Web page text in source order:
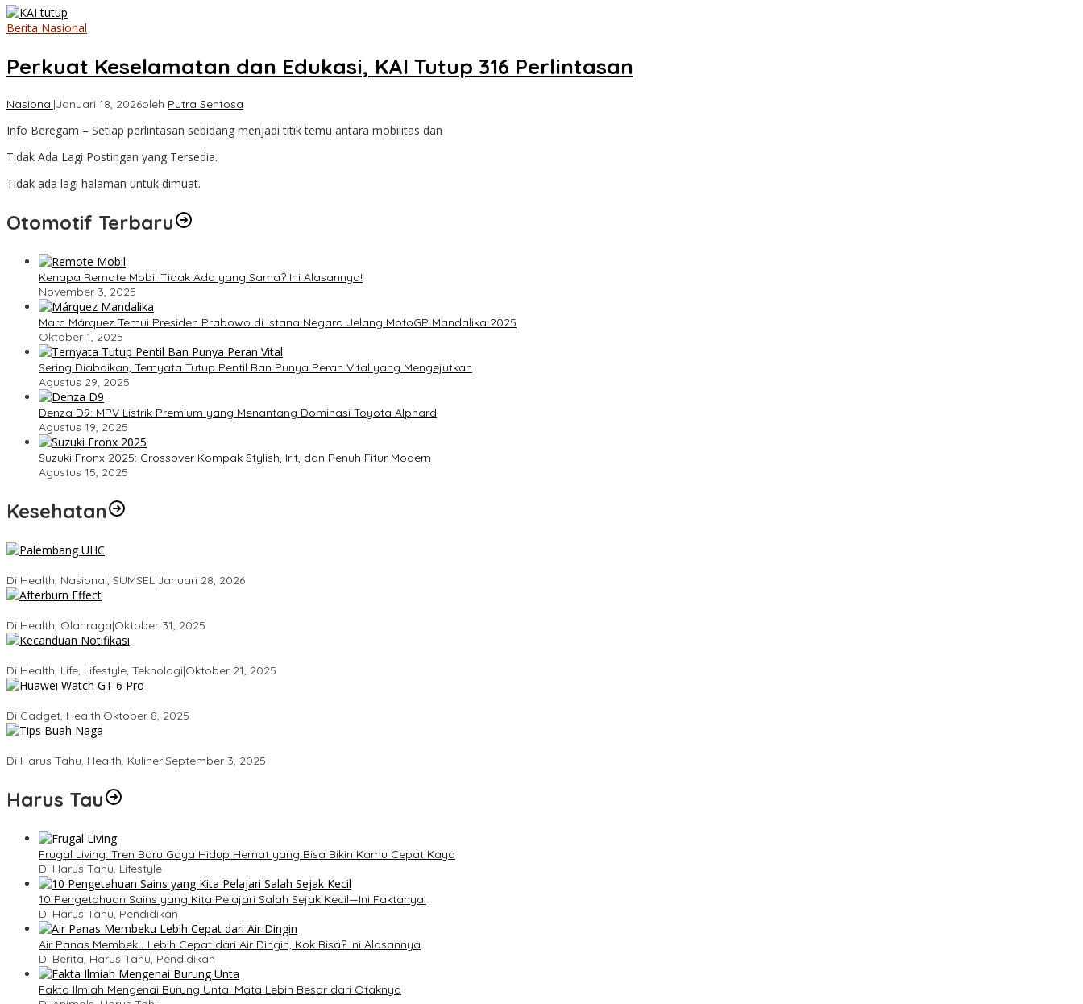
Berita Nasional
Perkuat Keselamatan dan Edukasi, KAI Tutup 316 Perlintasan
Nasional|Januari 18, 2026oleh Putra Sentosa
Info Beregam – Setiap perlintasan sebidang menjadi titik temu antara mobilitas dan
Tidak Ada Lagi Postingan yang Tersedia.
Tidak ada lagi halaman untuk dimuat.
Otomotif Terbaru
Kenapa Remote Mobil Tidak Ada yang Sama? Ini Alasannya!
November 3, 2025
Marc Márquez Temui Presiden Prabowo di Istana Negara Jelang MotoGP Mandalika 2025
Oktober 1, 2025
Sering Diabaikan, Ternyata Tutup Pentil Ban Punya Peran Vital yang Mengejutkan
Agustus 29, 2025
Denza D9: MPV Listrik Premium yang Menantang Dominasi Toyota Alphard
Agustus 19, 2025
Suzuki Fronx 2025: Crossover Kompak Stylish, Irit, dan Penuh Fitur Modern
Agustus 15, 2025
Kesehatan
Di Health, Nasional, SUMSEL|Januari 28, 2026
Di Health, Olahraga|Oktober 31, 2025
Di Health, Life, Lifestyle, Teknologi|Oktober 21, 2025
Di Gadget, Health|Oktober 8, 2025
Di Harus Tahu, Health, Kuliner|September 3, 2025
Harus Tau
Frugal Living: Tren Baru Gaya Hidup Hemat yang Bisa Bikin Kamu Cepat Kaya
Di Harus Tahu, Lifestyle
10 Pengetahuan Sains yang Kita Pelajari Salah Sejak Kecil—Ini Faktanya!
Di Harus Tahu, Pendidikan
Air Panas Membeku Lebih Cepat dari Air Dingin, Kok Bisa? Ini Alasannya
Di Berita, Harus Tahu, Pendidikan
Fakta Ilmiah Mengenai Burung Unta: Mata Lebih Besar dari Otaknya